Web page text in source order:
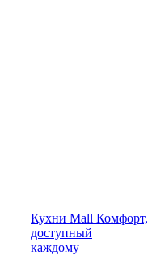
Кухни Mall Комфорт,
доступный
каждому